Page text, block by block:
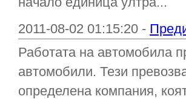
2011-08-02 01:15:20 -
Работата на автомобила
автомобили. Тези
определена компания,